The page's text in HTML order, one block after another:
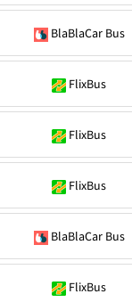
BlaBlaCar Bus
FlixBus
FlixBus
FlixBus
BlaBlaCar Bus
FlixBus